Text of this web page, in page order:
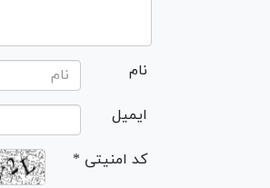
نام
ایمیل
* کد امنیتی